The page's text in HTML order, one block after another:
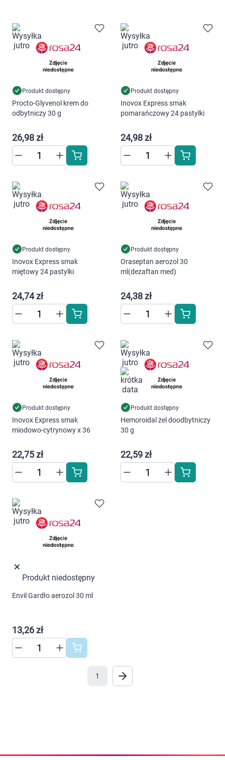
Korzystamy z plików cookies w celu
preferencji. Więcej informacji znajdziesz w
naszej
polityce prywatności
. Możesz określić
warunki przechowywania lub dostępu do
"Ustawienia" lub możesz zaakceptować
ustawienia wszystkich cookies klikając
AKCEPTUJĘ WSZYSTKIE
Produkt dostępny
Procto-Glyvenol krem do
odbytniczy 30 g
26,98 zł
Produkt dostępny
Inovox Express smak
pomarańczowy 24 pastylki
24,98 zł
Produkt dostępny
Inovox Express smak
miętowy 24 pastylki
24,74 zł
Produkt dostępny
Oraseptan aerozol 30
ml(dezaftan med)
24,38 zł
Produkt dostępny
Inovox Express smak
miodowo-cytrynowy x 36
22,75 zł
Produkt dostępny
Hemoroidal żel doodbytniczy
30 g
22,59 zł
Produkt niedostępny
Envil Gardło aerozol 30 ml
13,26 zł
1